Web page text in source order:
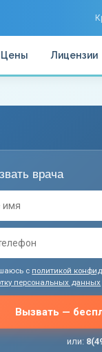
Цены Лицензии
врача
с политикой
персональных данных
Вызвать —
или: